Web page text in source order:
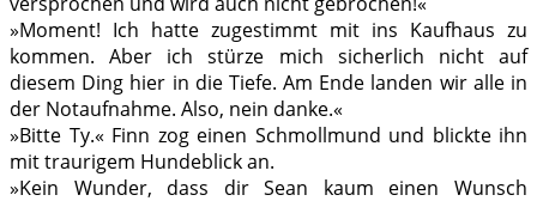
»Moment! Ich hatte zugestimmt mit ins Kaufhaus zu
kommen. Aber ich stürze mich sicherlich nicht auf
diesem Ding hier in die Tiefe. Am Ende landen wir alle in
der Notaufnahme. Also, nein danke.«
»Bitte Ty.« Finn zog einen Schmollmund und blickte ihn
mit traurigem Hundeblick an.
»Kein Wunder, dass dir Sean kaum einen Wunsch